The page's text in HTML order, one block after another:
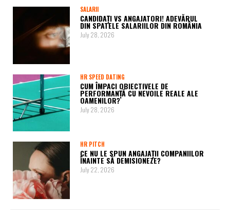
SALARII
CANDIDAȚI VS ANGAJATORI! ADEVĂRUL
DIN SPATELE SALARIILOR DIN ROMÂNIA
July 28, 2026
HR SPEED DATING
CUM ÎMPACI OBIECTIVELE DE
PERFORMANȚĂ CU NEVOILE REALE ALE
OAMENILOR?
July 28, 2026
HR PITCH
CE NU LE SPUN ANGAJAȚII COMPANIILOR
ÎNAINTE SĂ DEMISIONEZE?
July 22, 2026